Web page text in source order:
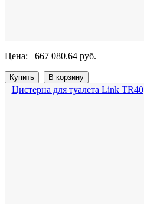
Цена: 667 080.64 руб.
Цистерна для туалета Link TR40